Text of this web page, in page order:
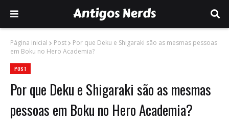
Página inicial Post
Por que Deku e Shigaraki são as mesmas pessoas
em Boku no Hero Academia?
POST
Por que Deku e Shigaraki são as mesmas
pessoas em Boku no Hero Academia?